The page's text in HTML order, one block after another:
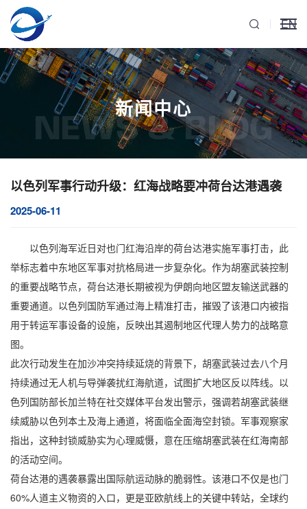
EN
新闻中心
NEWS & BLOG
以色列军事行动升级：红海战略要冲荷台达港遇袭
2025-06-11
以色列海军近日对也门红海沿岸的荷台达港实施军事打击，此
举标志着中东地区军事对抗格局进一步复杂化。作为胡塞武装控制
的重要战略节点，荷台达港长期被视为伊朗向地区盟友输送武器的
重要通道。以色列国防军通过海上精准打击，摧毁了该港口内被指
用于转运军事设备的设施，反映出其遏制地区代理人势力的战略意
图。
此次行动发生在加沙冲突持续延烧的背景下，胡塞武装过去八个月
持续通过无人机与导弹袭扰红海航道，试图扩大地区反以阵线。以
色列国防部长加兰特在社交媒体平台发出警示，强调若胡塞武装继
续威胁以色列本土及海上通道，将面临全面海空封锁。军事观察家
指出，这种封锁威胁实为心理威慑，意在压缩胡塞武装在红海南部
的活动空间。
荷台达港的遇袭暴露出国际航运动脉的脆弱性。该港口不仅是也门
60%人道主义物资的入口，更是亚欧航线上的关键中转站，全球约